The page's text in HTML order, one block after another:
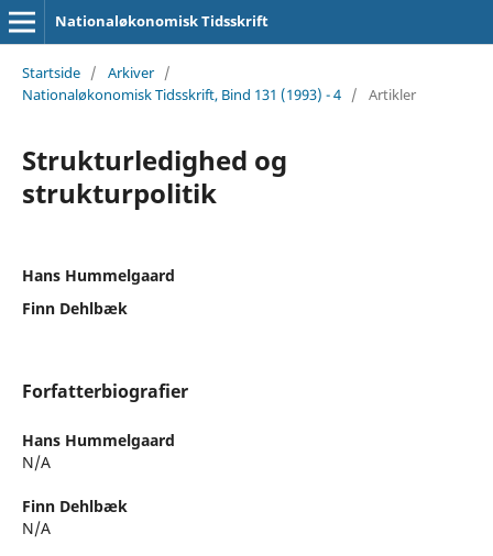
Nationaløkonomisk Tidsskrift
Startside / Arkiver /
Nationaløkonomisk Tidsskrift, Bind 131 (1993) - 4 / Artikler
Strukturledighed og
strukturpolitik
Hans Hummelgaard
Finn Dehlbæk
Forfatterbiografier
Hans Hummelgaard
N/A
Finn Dehlbæk
N/A